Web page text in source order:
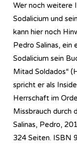
Wer noch weitere
Sodalicium und
kann hier noch
Pedro Salinas,
Sodalicium sein
Mitad Soldados“
spricht er als
Herrschaft im
Missbrauch durch
Salinas, Pedro,
324 Seiten. ISBN